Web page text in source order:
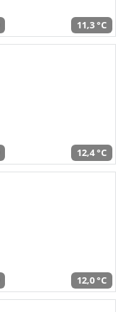
11,3 °C
12,4 °C
12,0 °C